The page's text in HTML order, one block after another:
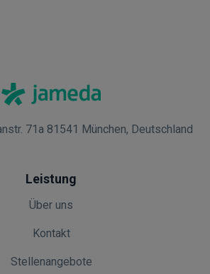
71a 81541 München, Deutschland
Leistung
Über uns
Kontakt
Stellenangebote